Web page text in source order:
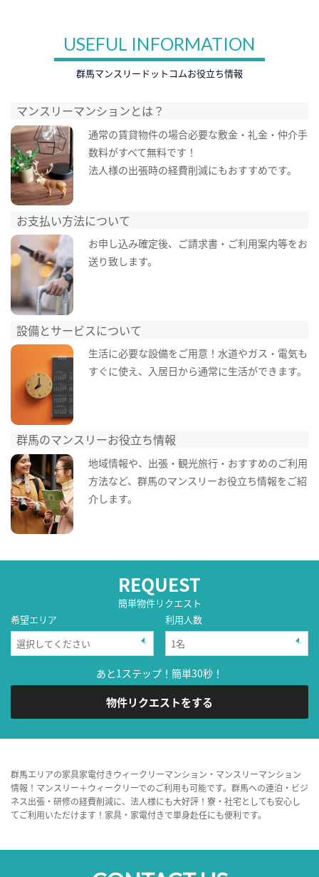
USEFUL INFORMATION
群馬マンスリードットコムお役立ち情報
マンスリーマンションとは？
通常の賃貸物件の場合必要な敷金・礼金・仲介手
数料がすべて無料です！
法人様の出張時の経費削減にもおすすめです。
お支払い方法について
お申し込み確定後、ご請求書・ご利用案内等をお
送り致します。
設備とサービスについて
生活に必要な設備をご用意！水道やガス・電気も
すぐに使え、入居日から通常に生活ができます。
群馬のマンスリーお役立ち情報
地域情報や、出張・観光旅行・おすすめのご利用
方法など、群馬のマンスリーお役立ち情報をご紹
介します。
REQUEST
簡単物件リクエスト
希望エリア
利用人数
あと1ステップ！簡単30秒！
物件リクエストをする
群馬エリアの家具家電付きウィークリーマンション・マンスリーマンション
情報！マンスリー＋ウィークリーでのご利用も可能です。群馬への連泊・ビジ
ネス出張・研修の経費削減に、法人様にも大好評！寮・社宅としても安心し
てご利用いただけます！家具・家電付きで単身赴任にも便利です。